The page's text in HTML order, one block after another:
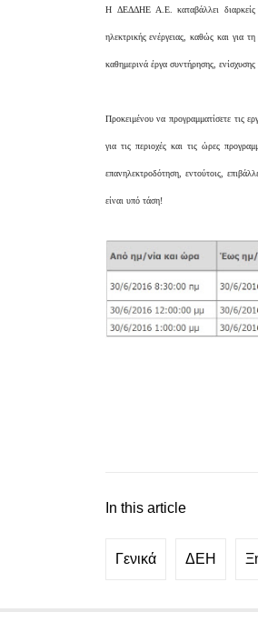
H ΔΕΔΔΗΕ Α.Ε. καταβάλλει διαρκείς
ηλεκτρικής ενέργειας, καθώς και για
καθημερινά έργα συντήρησης,
Προκειμένου να προγραμματίσετε τις
για τις περιοχές και τις ώρες
επανηλεκτροδότηση, εντούτοις,
είναι υπό τάση!
In this article
Γενικά ΔΕΗ